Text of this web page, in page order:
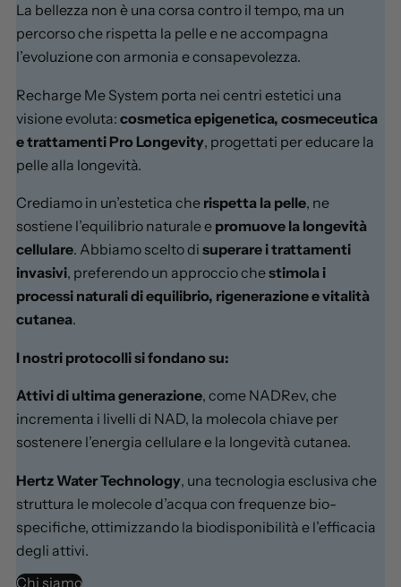
La bellezza non è una corsa contro il tempo, ma un
percorso che rispetta la pelle e ne accompagna
l’evoluzione con armonia e consapevolezza.
Recharge Me System porta nei centri estetici una
visione evoluta: cosmetica epigenetica, cosmeceutica
e trattamenti Pro Longevity, progettati per educare la
pelle alla longevità.
Crediamo in un’estetica che rispetta la pelle, ne
sostiene l’equilibrio naturale e promuove la longevità
cellulare. Abbiamo scelto di superare i trattamenti
invasivi, preferendo un approccio chestimola i
processi naturali di equilibrio, rigenerazione e vitalità
cutanea.
I nostri protocolli si fondano su:
Attivi di ultima generazione, come NADRev, che
incrementa i livelli di NAD, la molecola chiave per
sostenere l’energia cellulare e la longevità cutanea.
Hertz Water Technology, una tecnologia esclusiva che
struttura le molecole d’acqua con frequenze bio-
specifiche, ottimizzando la biodisponibilità e l’efficacia
degli attivi.
Chi siamo